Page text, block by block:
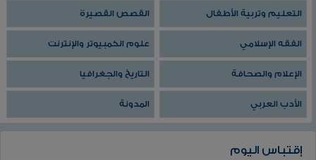
التعليم وتربية الأطفال القصص القصيرة
الفقه الإسلامي علوم الكمبيوتر والإنترنت
الإعلام والصحافة التاريخ والجغرافيا
الأدب العربي المدونة
إقتباس اليوم